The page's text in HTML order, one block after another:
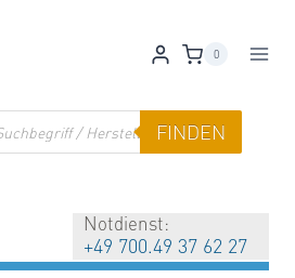
0
FINDEN
Notdienst:
+49 700.49 37 62 27